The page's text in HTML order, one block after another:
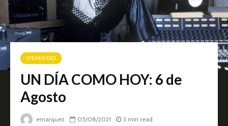
EFEMÉRIDES
UN DÍA COMO HOY: 6 de
Agosto
emarquez 05/08/2021 3 min read